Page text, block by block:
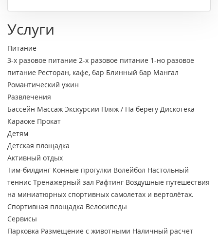
Услуги
Питание
3-х разовое питание 2-х разовое питание 1-но разовое
питание Ресторан, кафе, бар Блинный бар Мангал
Романтический ужин
Развлечения
Бассейн Массаж Экскурсии Пляж / На берегу Дискотека
Караоке Прокат
Детям
Детская площадка
Активный отдых
Тим-билдинг Конные прогулки Волейбол Настольный
теннис Тренажерный зал Рафтинг Воздушные путешествия
на миниатюрных спортивных самолетах и вертолётах.
Спортивная площадка Велосипеды
Сервисы
Парковка Размещение с животными Наличный расчет